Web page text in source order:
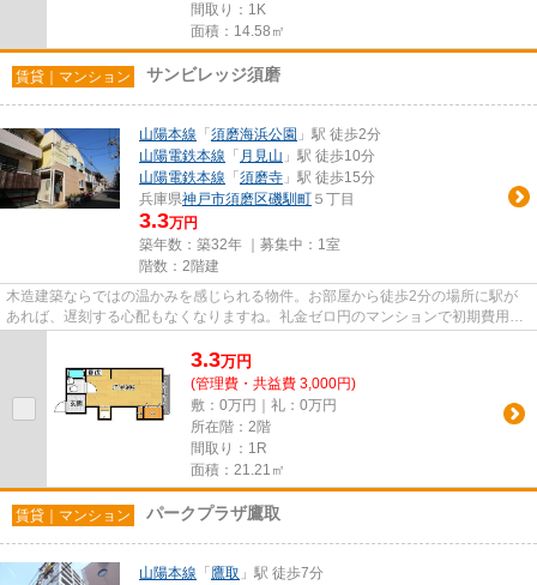
間取り：1K
面積：14.58㎡
賃貸｜マンション サンビレッジ須磨
山陽本線 「 須磨海浜公園 」駅 徒歩2分
山陽電鉄本線 「 月見山 」駅 徒歩10分
山陽電鉄本線 「 須磨寺 」駅 徒歩15分
兵庫県神戸市須磨区磯馴町 ５丁目
3.3万円
築年数：築32年 ｜募集中： 1室
階数：2階建
木造建築ならではの温かみを感じられる物件。お部屋から徒歩2分の場所に駅が
あれば、遅刻する心配もなくなりますね。礼金ゼロ円のマンションで初期費用を
3.3万円
(管理費・共益費 3,000円)
敷：0万円｜礼：0万円
所在階：2階
間取り：1R
面積：21.21㎡
賃貸｜マンション パークプラザ鷹取
山陽本線 「 鷹取 」駅 徒歩7分